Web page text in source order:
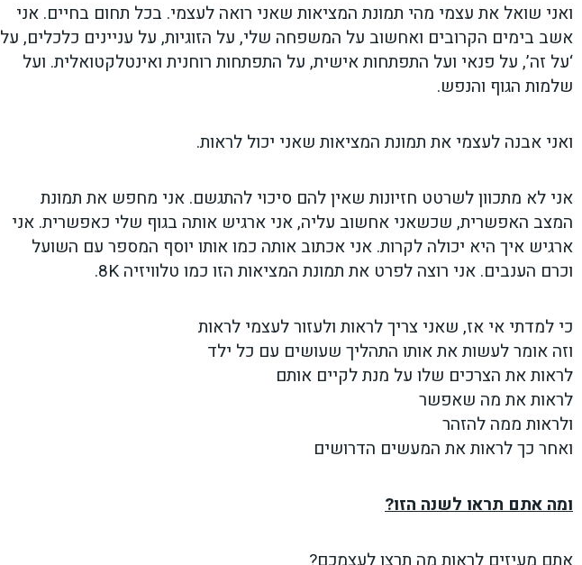
ואני שואל את עצמי מהי תמונת המציאות שאני רואה לעצמי. בכל תחום בחיים. אני
אשב בימים הקרובים ואחשוב על המשפחה שלי, על הזוגיות, על עניינים כלכלים, על
‘על זה’, על פנאי ועל התפתחות אישית, על התפתחות רוחנית ואינטלקטואלית. ועל
שלמות הגוף והנפש.
ואני אבנה לעצמי את תמונת המציאות שאני יכול לראות.
אני לא מתכוון לשרטט חזיונות שאין להם סיכוי להתגשם. אני מחפש את תמונת
המצב האפשרית, שכשאני אחשוב עליה, אני ארגיש אותה בגוף שלי כאפשרית. אני
ארגיש איך היא יכולה לקרות. אני אכתוב אותה כמו אותו יוסף המספר עם השועל
וכרם הענבים. אני רוצה לפרט את תמונת המציאות הזו כמו טלוויזיה 8K.
כי למדתי אי אז, שאני צריך לראות ולעזור לעצמי לראות
וזה אומר לעשות את אותו התהליך שעושים עם כל ילד
לראות את הצרכים שלו על מנת לקיים אותם
לראות את מה שאפשר
ולראות ממה להזהר
ואחר כך לראות את המעשים הדרושים
ומה אתם תראו לשנה הזו?